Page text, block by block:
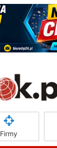
Firmy